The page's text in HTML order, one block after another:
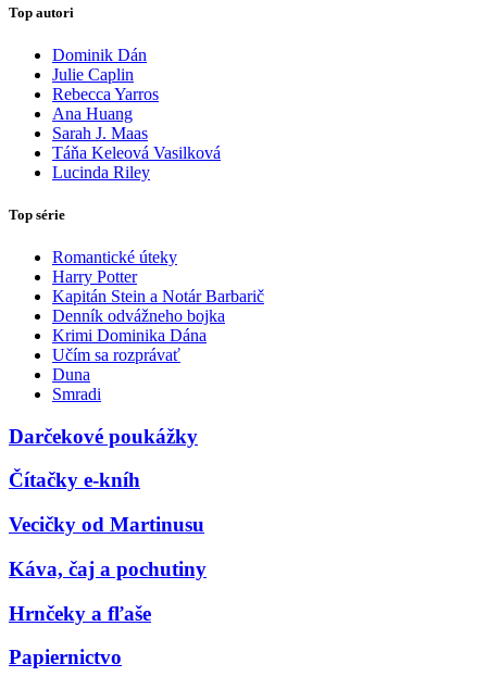
Top autori
Dominik Dán
Julie Caplin
Rebecca Yarros
Ana Huang
Sarah J. Maas
Táňa Keleová Vasilková
Lucinda Riley
Top série
Romantické úteky
Harry Potter
Kapitán Stein a Notár Barbarič
Denník odvážneho bojka
Krimi Dominika Dána
Učím sa rozprávať
Duna
Smradi
Darčekové poukážky
Čítačky e-kníh
Vecičky od Martinusu
Káva, čaj a pochutiny
Hrnčeky a fľaše
Papiernictvo